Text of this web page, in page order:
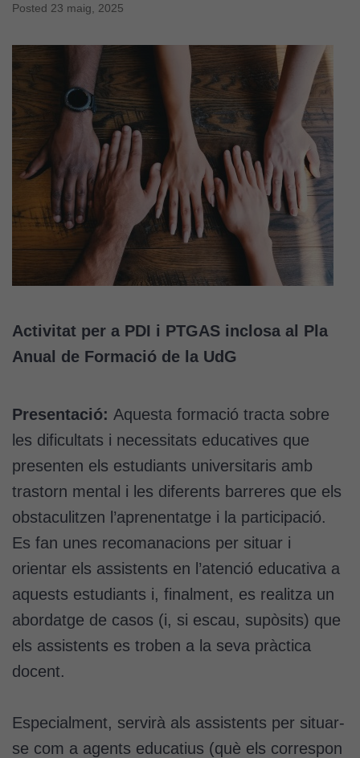
Posted 23 maig, 2025
Activitat per a PDI i PTGAS inclosa al Pla
Anual de Formació de la UdG
Presentació: Aquesta formació tracta sobre
les dificultats i necessitats educatives que
presenten els estudiants universitaris amb
trastorn mental i les diferents barreres que els
obstaculitzen l’aprenentatge i la participació.
Es fan unes recomanacions per situar i
orientar els assistents en l’atenció educativa a
aquests estudiants i, finalment, es realitza un
abordatge de casos (i, si escau, supòsits) que
els assistents es troben a la seva pràctica
docent.
Especialment, servirà als assistents per situar-
se com a agents educatius (què els correspon